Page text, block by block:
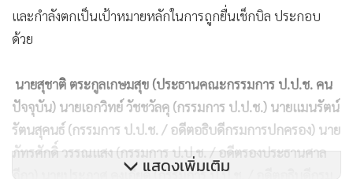
หวาดผวา เพราะเห็นแล้วว่าในอนาคตหากการเมืองเปลี่ยนขั้ว
หรืออำนาจของพรรคร่วมรัฐบาลปัจจุบันถดถอยลง มติเอกฉันท์ที่
มาทำให้ต้องเดินเข้าคุกหลังพ้นจากตำแหน่งได้เช่นกัน
ตามมาเปิดโผรายชื่อกรรมการ ป.ป.ช. เสียงเอกฉันท์กันสักหน่อย
ว่ามีใครบ้างที่อยู่ใน **“Red Zone” ** เพื่อบันทึกไว้ในหน้า
ประวัติศาสตร์ของการตรวจสอบแสดงเพิ่มเติม